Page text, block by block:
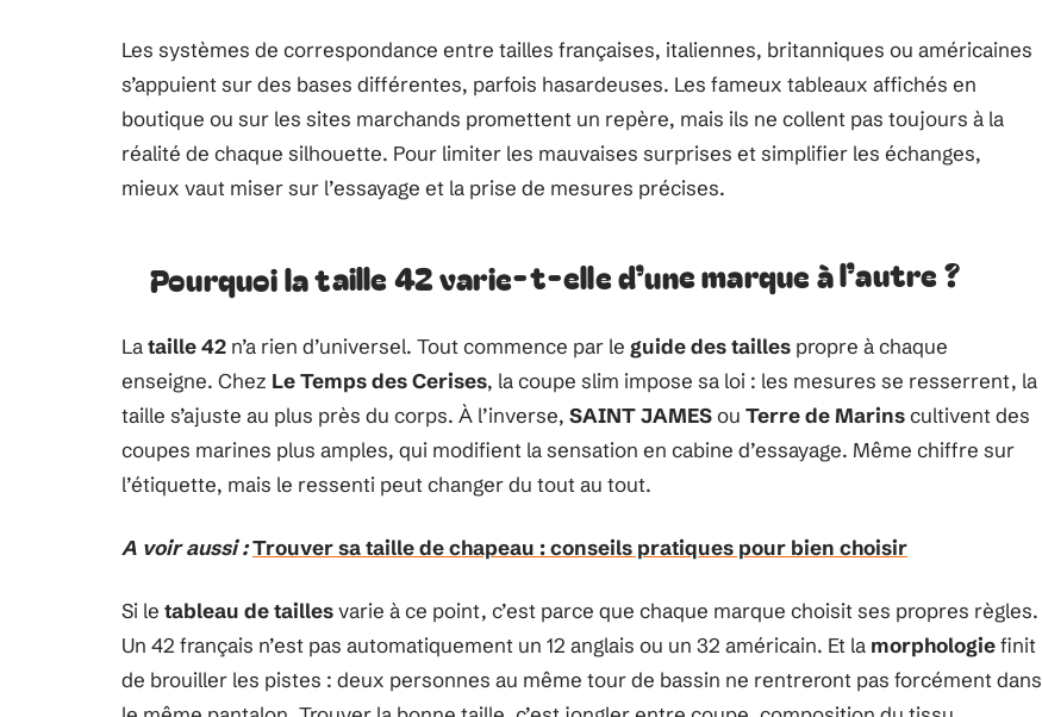
Les systèmes de correspondance entre tailles françaises, italiennes, britanniques ou américaines
s’appuient sur des bases différentes, parfois hasardeuses. Les fameux tableaux affichés en
boutique ou sur les sites marchands promettent un repère, mais ils ne collent pas toujours à la
réalité de chaque silhouette. Pour limiter les mauvaises surprises et simplifier les échanges,
mieux vaut miser sur l’essayage et la prise de mesures précises.
Pourquoi la taille 42 varie-t-elle d’une marque à l’autre ?
Lataille 42 n’a rien d’universel. Tout commence par le guide des tailles propre à chaque
enseigne. Chez Le Temps des Cerises, la coupe slim impose sa loi : les mesures se resserrent, la
taille s’ajuste au plus près du corps. À l’inverse, SAINT JAMESou Terre de Marinscultivent des
coupes marines plus amples, qui modifient la sensation en cabine d’essayage. Même chiffre sur
l’étiquette, mais le ressenti peut changer du tout au tout.
A voir aussi :Trouver sa taille de chapeau : conseils pratiques pour bien choisir
Si le tableau de taillesvarie à ce point, c’est parce que chaque marque choisit ses propres règles.
Un 42 français n’est pas automatiquement un 12 anglais ou un 32 américain. Et la morphologiefinit
de brouiller les pistes : deux personnes au même tour de bassin ne rentreront pas forcément dans